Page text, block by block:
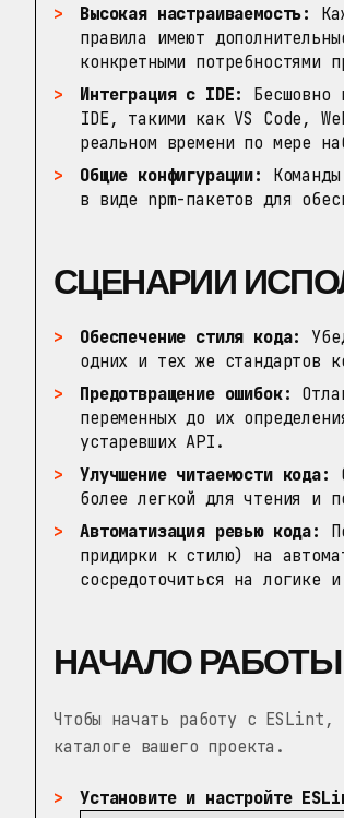
Высокая настраиваемость:
правила имеют
конкретными потребностями
Интеграция с IDE:
Бесшовно
IDE, такими как VS Code,
реальном времени по мере
Общие конфигурации:
в виде npm-пакетов для
СЦЕНАРИИ
Обеспечение стиля кода:
одних и тех же стандартов
Предотвращение ошибок:
переменных до их
устаревших API.
Улучшение читаемости кода:
более легкой для чтения и
Автоматизация ревью кода:
придирки к стилю) на
сосредоточиться на логике
НАЧАЛО РАБОТЫ
Чтобы начать работу с ESLint,
каталоге вашего проекта.
Установите и настройте